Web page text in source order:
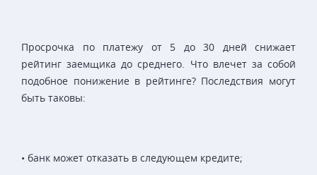
Просрочка по платежу от 5 до 30 дней снижает
рейтинг заемщика до среднего. Что влечет за собой
подобное понижение в рейтинге? Последствия могут
быть таковы:
• банк может отказать в следующем кредите;